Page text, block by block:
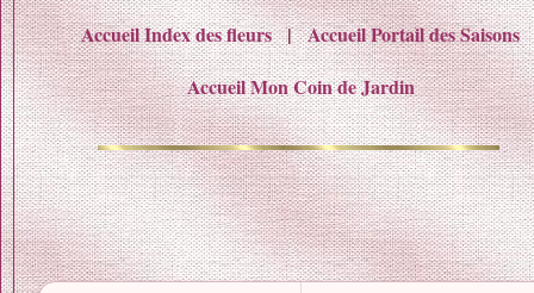
Accueil Index des fleurs|Accueil Portail des Saisons
Accueil Mon Coin de Jardin